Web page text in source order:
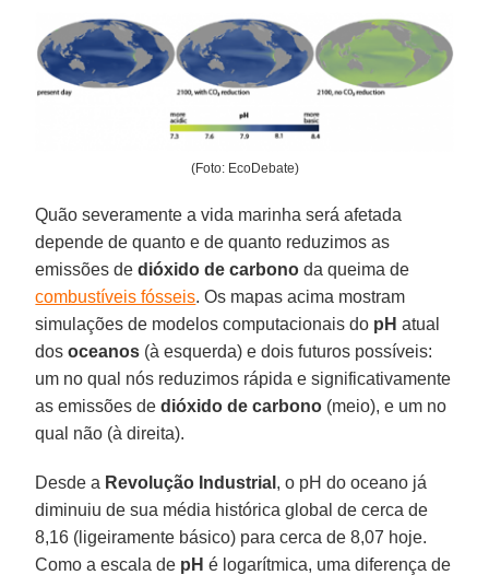
(Foto: EcoDebate)
Quão severamente a vida marinha será afetada
depende de quanto e de quanto reduzimos as
emissões dedióxido de carbono da queima de
combustíveis fósseis. Os mapas acima mostram
simulações de modelos computacionais do pH atual
dosoceanos (à esquerda) e dois futuros possíveis:
um no qual nós reduzimos rápida e significativamente
as emissões dedióxido de carbono (meio), e um no
qual não (à direita).
Desde a Revolução Industrial , o pH do oceano já
diminuiu de sua média histórica global de cerca de
8,16 (ligeiramente básico) para cerca de 8,07 hoje.
Como a escala de pH é logarítmica, uma diferença de